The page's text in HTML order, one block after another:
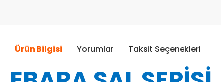
Ürün Bilgisi Yorumlar Taksit Seçenekleri